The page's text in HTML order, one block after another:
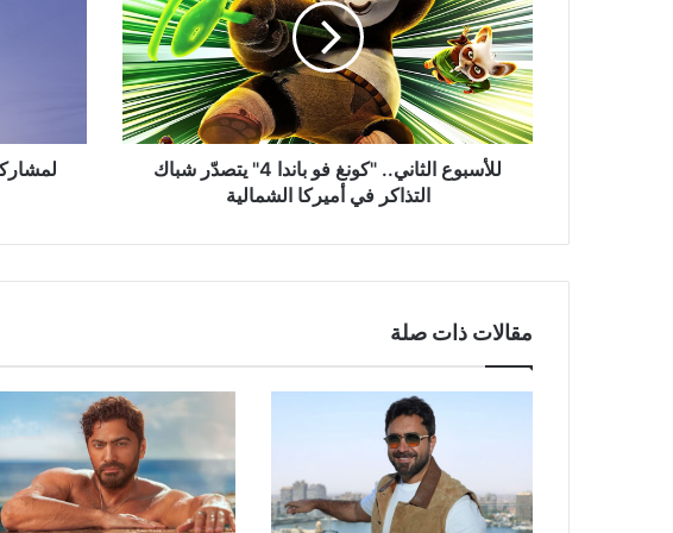
فو
باندا
4"
يتصدّر
شباك
التذاكر
للأسبوع الثاني.. "كونغ فو باندا 4" يتصدّر شباك
التذاكر في أميركا الشمالية
ضد
شركة
مقالات ذات صلة